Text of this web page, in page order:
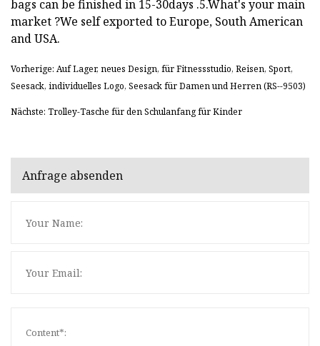
bags can be finished in 15-30days .5.What's your main
market ?We self exported to Europe, South American
and USA.
Vorherige: Auf Lager, neues Design, für Fitnessstudio, Reisen, Sport,
Seesack, individuelles Logo, Seesack für Damen und Herren (RS--9503)
Nächste: Trolley-Tasche für den Schulanfang für Kinder
Anfrage absenden